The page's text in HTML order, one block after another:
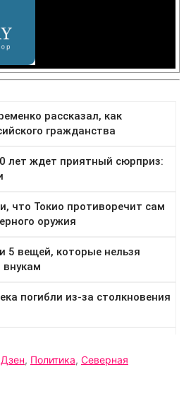
Дзен, Политика, Северная